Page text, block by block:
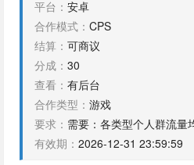
平台： 安卓
合作模式： CPS
结算： 可商议
分成： 30
查看： 有后台
合作类型： 游戏
要求： 需要：各类型个人群流量
有效期： 2026-12-31 23:59:59